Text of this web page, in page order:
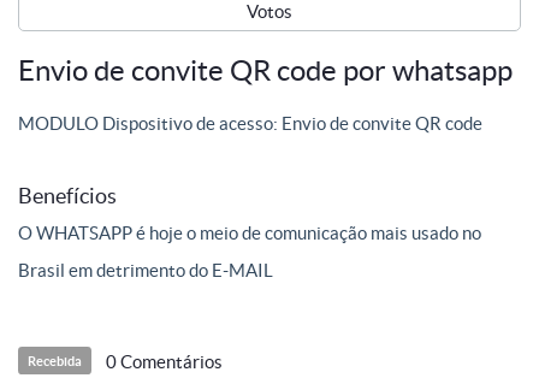
Votos
Envio de convite QR code por whatsapp
MODULO Dispositivo de acesso: Envio de convite QR code
Benefícios
O WHATSAPP é hoje o meio de comunicação mais usado no
Brasil em detrimento do E-MAIL
Recebida
0 Comentários